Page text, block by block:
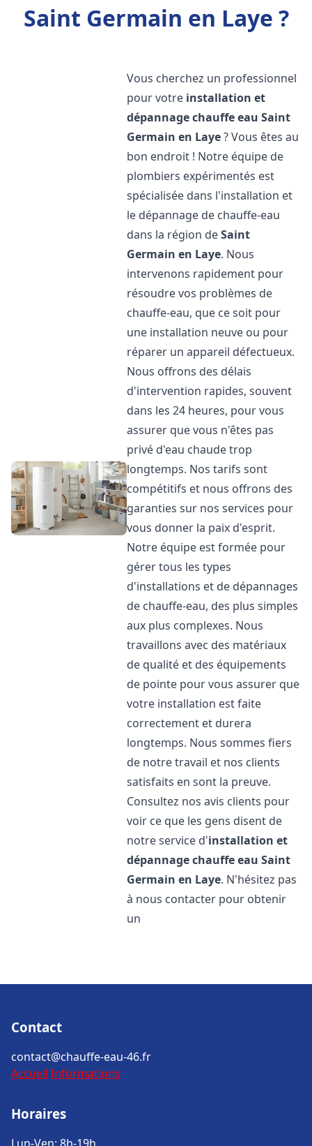
Saint Germain en Laye ?
Vous cherchez un professionnel
pour votre installation et
dépannage chauffe eau Saint
Germain en Laye? Vous êtes au
bon endroit ! Notre équipe de
plombiers expérimentés est
spécialisée dans l'installation et
le dépannage de chauffe-eau
dans la région deSaint
Germain en Laye. Nous
intervenons rapidement pour
résoudre vos problèmes de
chauffe-eau, que ce soit pour
une installation neuve ou pour
réparer un appareil défectueux.
Nous offrons des délais
d'intervention rapides, souvent
dans les 24 heures, pour vous
assurer que vous n'êtes pas
privé d'eau chaude trop
longtemps. Nos tarifs sont
compétitifs et nous offrons des
garanties sur nos services pour
vous donner la paix d'esprit.
Notre équipe est formée pour
gérer tous les types
d'installations et de dépannages
de chauffe-eau, des plus simples
aux plus complexes. Nous
travaillons avec des matériaux
de qualité et des équipements
de pointe pour vous assurer que
votre installation est faite
correctement et durera
longtemps. Nous sommes fiers
de notre travail et nos clients
satisfaits en sont la preuve.
Consultez nos avis clients pour
voir ce que les gens disent de
notre service d'installation et
dépannage chauffe eau Saint
Germain en Laye. N'hésitez pas
à nous contacter pour obtenir
un
Contact
contact@chauffe-eau-46.fr
Accueil Informations
Horaires